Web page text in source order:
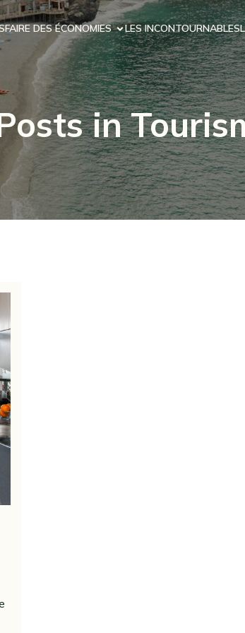
FAIRE DES ÉCONOMIES LES INCONTOURNABLES
in